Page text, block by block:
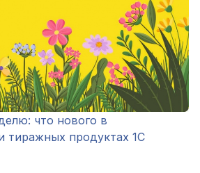
что нового в
тиражных продуктах 1С